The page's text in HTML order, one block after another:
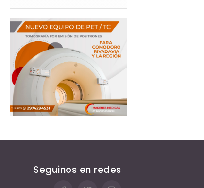
Seguinos en redes